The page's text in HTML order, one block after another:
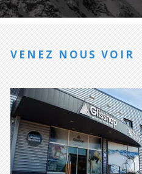
VENEZ NOUS VOIR